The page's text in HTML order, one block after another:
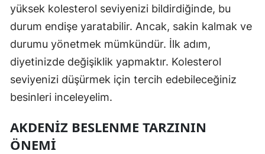
yüksek kolesterol seviyenizi bildirdiğinde, bu
durum endişe yaratabilir. Ancak, sakin kalmak ve
durumu yönetmek mümkündür. İlk adım,
diyetinizde değişiklik yapmaktır. Kolesterol
seviyenizi düşürmek için tercih edebileceğiniz
besinleri inceleyelim.
AKDENIZ BESLENME TARZININ
ÖNEMI